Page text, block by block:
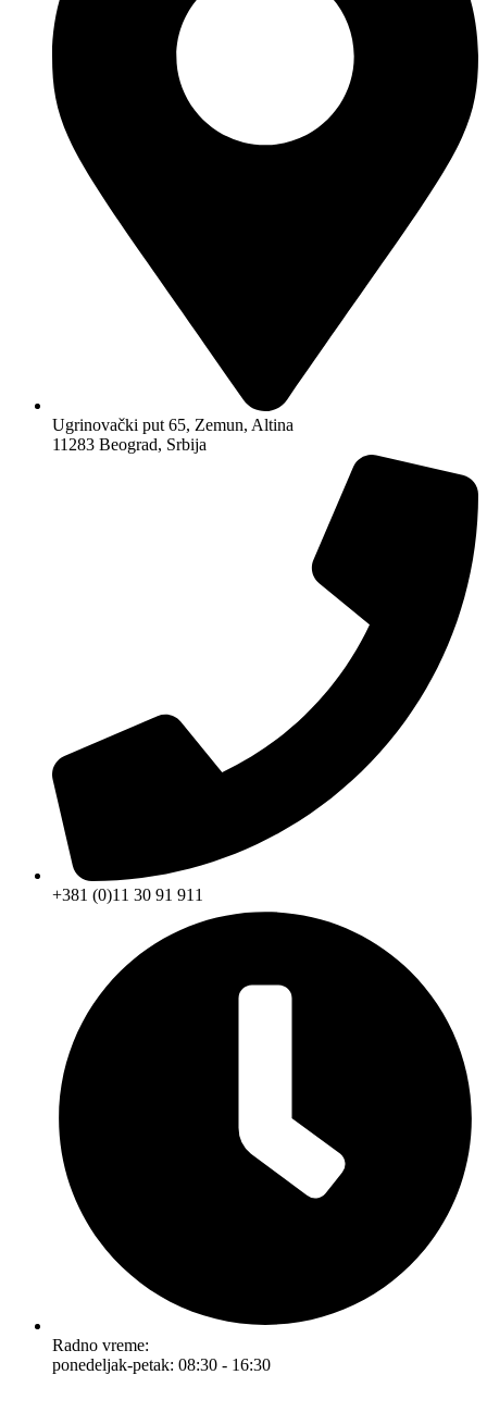
Ugrinovački put 65, Zemun, Altina
11283 Beograd, Srbija
+381 (0)11 30 91 911
Radno vreme:
ponedeljak-petak: 08:30 - 16:30